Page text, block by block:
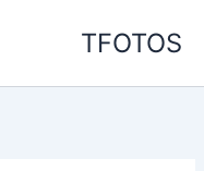
TFOTOS